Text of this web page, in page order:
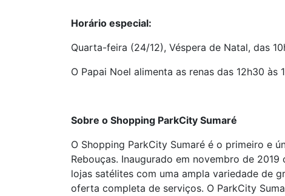
Horário especial:
Quarta-feira (24/12), Véspera de Natal, das
O Papai Noel alimenta as renas das 12h30 às
Sobre o Shopping ParkCity Sumaré
O Shopping ParkCity Sumaré é o primeiro e
Rebouças. Inaugurado em novembro de
lojas satélites com uma ampla variedade de
oferta completa de serviços. O ParkCity